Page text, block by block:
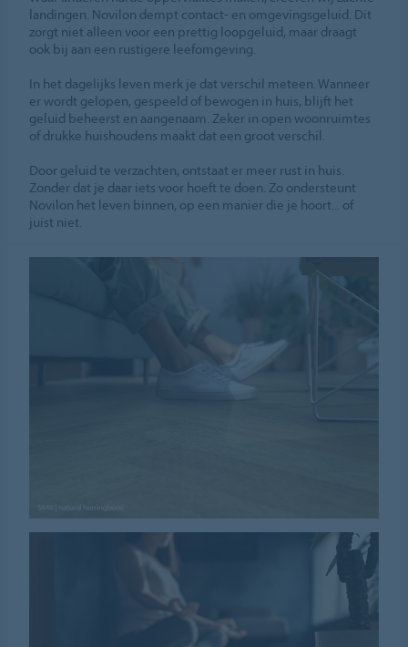
landingen. Novilon dempt contact- en omgevingsgeluid. Dit
zorgt niet alleen voor een prettig loopgeluid, maar draagt
ook bij aan een rustigere leefomgeving.
In het dagelijks leven merk je dat verschil meteen. Wanneer
er wordt gelopen, gespeeld of bewogen in huis, blijft het
geluid beheerst en aangenaam. Zeker in open woonruimtes
of drukke huishoudens maakt dat een groot verschil.
Door geluid te verzachten, ontstaat er meer rust in huis.
Zonder dat je daar iets voor hoeft te doen. Zo ondersteunt
Novilon het leven binnen, op een manier die je hoort... of
juist niet.